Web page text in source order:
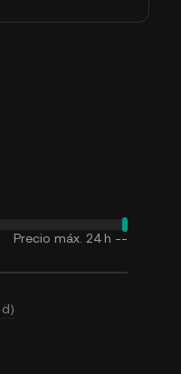
Precio máx. 24 h --